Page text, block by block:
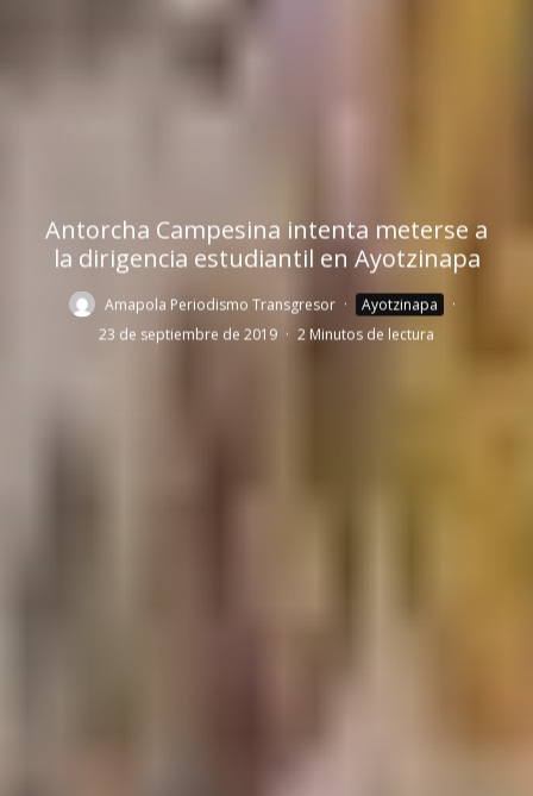
Antorcha Campesina intenta meterse a
la dirigencia estudiantil en Ayotzinapa
Amapola Periodismo Transgresor · Ayotzinapa
·
23 de septiembre de 2019 · 2 Minutos de lectura